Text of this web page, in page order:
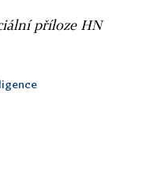
příloze HN